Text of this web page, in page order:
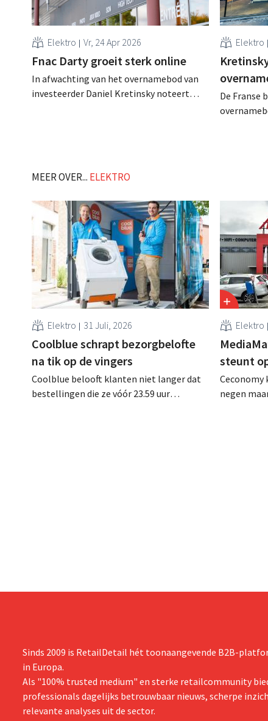
Elektro Vr, 24 Apr 2026
Fnac Darty groeit sterk online
In afwachting van het overnamebod van
investeerder Daniel Kretinsky noteert
Elektro
De Franse
MEER OVER... ELEKTRO
Elektro 31 Juli, 2026
Coolblue schrapt bezorgbelofte
na tik op de vingers
Coolblue belooft klanten niet langer dat
bestellingen die ze vóór 23.59 uur
Elektro
steunt
Ceconomy
negen
Sinds 2009 is RetailDetail hét toonaangevende B2B-
in Europa.
Als "100% trusted medium" en sterke retailcommunity
professionals dagelijks betrouwbaar nieuws, scherpe
relevante analyses uit de sector.